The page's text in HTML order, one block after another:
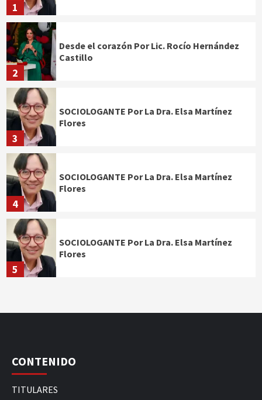
1
2
Desde el corazón Por Lic. Rocío Hernández
Castillo
3
SOCIOLOGANTE Por La Dra. Elsa Martínez
Flores
4
SOCIOLOGANTE Por La Dra. Elsa Martínez
Flores
5
SOCIOLOGANTE Por La Dra. Elsa Martínez
Flores
CONTENIDO
TITULARES